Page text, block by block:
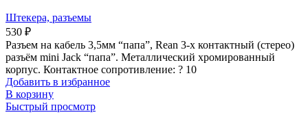
Штекера, разъемы
530 ₽
Разъем на кабель 3,5мм “папа”, Rean 3-х контактный (стерео)
разъём mini Jack “папа”. Металлический хромированный
корпус. Контактное сопротивление: ? 10
Добавить в избранное
В корзину
Быстрый просмотр